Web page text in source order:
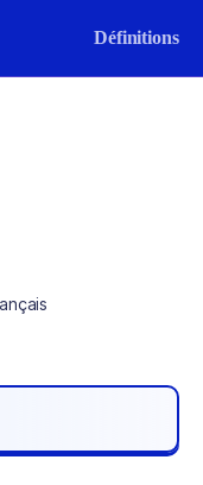
Définitions